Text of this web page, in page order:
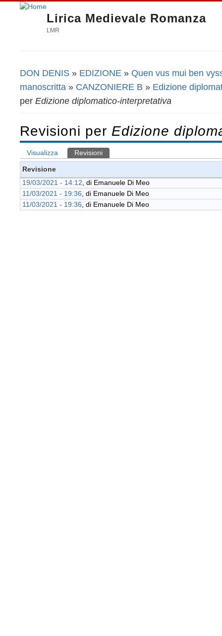
Lirica Medievale Romanza
LMR
Tu sei qui
DON DENIS » EDIZIONE » Quen vus mui ben
manoscritta » CANZONIERE B » Edizione
per Edizione diplomatico-interpretativa
Revisioni per Edizione
Schede primarie
Visualizza Revisioni
Revisione
19/03/2021 - 14:12 , di Emanuele Di Meo
11/03/2021 - 19:36 , di Emanuele Di Meo
11/03/2021 - 19:36 , di Emanuele Di Meo